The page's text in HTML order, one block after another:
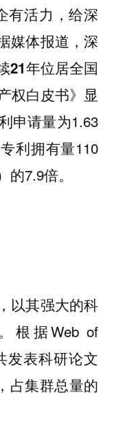
有活力，给深
媒体报道，深
21年位居全国
权白皮书》显
申请量为1.63
利拥有量110
7.9倍。
以其强大的科
根据Web of
发表科研论文
占集群总量的